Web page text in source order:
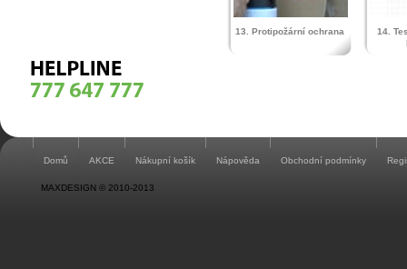
13. Protipožární ochrana
14.
Domů AKCE Nákupní košík Nápověda Obchodní podmínky
MAXDESIGN © 2010-2013